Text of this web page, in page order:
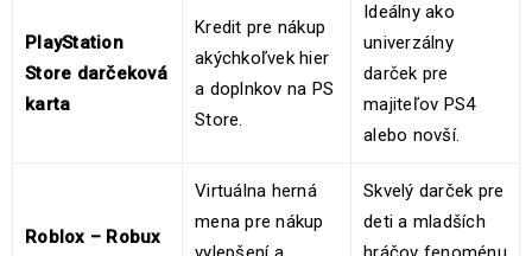
PlayStation
Store darčeková
karta
Kredit pre nákup
akýchkoľvek hier
a doplnkov na PS
Store.
Ideálny ako
univerzálny
darček pre
majiteľov PS4
alebo novší.
Roblox – Robux
Virtuálna herná
mena pre nákup
Skvelý darček pre
deti a mladších